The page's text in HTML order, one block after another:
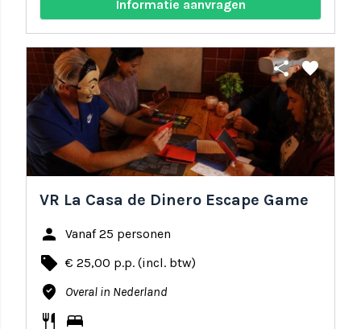
Informatie aanvragen
share favorite
VR La Casa de Dinero Escape Game
person Vanaf 25 personen
local_offer € 25,00 p.p. (incl. btw)
where_to_vote Overal in Nederland
restaurant bed